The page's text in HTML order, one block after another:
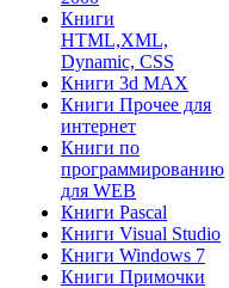
Книги
HTML,XML,
Dynamic, CSS
Книги 3d MAX
Книги Прочее для
интернет
Книги по
программированию
для WEB
Книги Pascal
Книги Visual Studio
Книги Windows 7
Книги Примочки